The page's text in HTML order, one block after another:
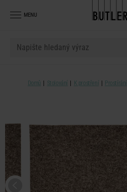
MENU
Domů Stolování K prostření Prostírání